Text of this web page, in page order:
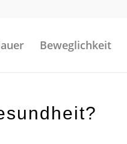
Beweglichkeit